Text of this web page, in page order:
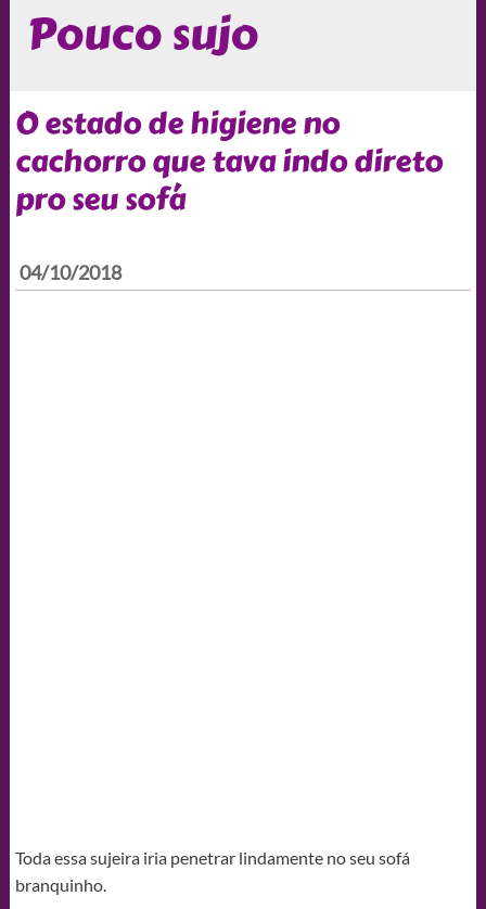
Pouco sujo
O estado de higiene no
cachorro que tava indo direto
pro seu sofá
04/10/2018
Toda essa sujeira iria penetrar lindamente no seu sofá
branquinho.